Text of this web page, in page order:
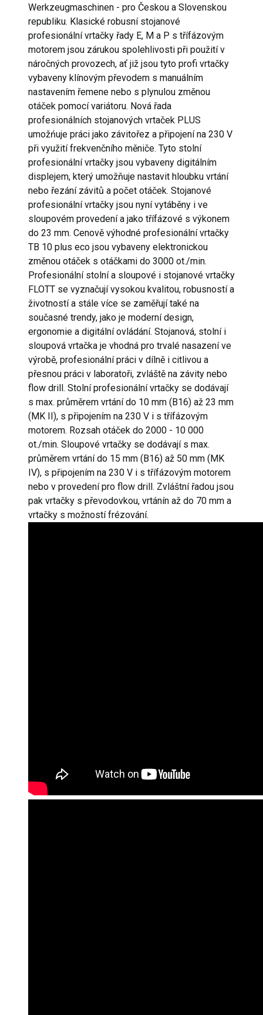
Werkzeugmaschinen - pro Českou a Slovenskou
republiku. Klasické robusní stojanové
profesionální vrtačky řady E, M a P s třífázovým
motorem jsou zárukou spolehlivosti při použití v
náročných provozech, ať již jsou tyto profi vrtačky
vybaveny klínovým převodem s manuálním
nastavením řemene nebo s plynulou změnou
otáček pomocí variátoru. Nová řada
profesionálních stojanových vrtaček PLUS
umožńuje práci jako závitořez a připojení na 230 V
při využití frekvenčního měniče. Tyto stolní
profesionální vrtačky jsou vybaveny digitálním
displejem, který umožňuje nastavit hloubku vrtání
nebo řezání závitů a počet otáček. Stojanové
profesionální vrtačky jsou nyní vytáběny i ve
sloupovém provedení a jako třífázové s výkonem
do 23 mm. Cenově výhodné profesionální vrtačky
TB 10 plus eco jsou vybaveny elektronickou
změnou otáček s otáčkami do 3000 ot./min.
Profesionální stolní a sloupové i stojanové vrtačky
FLOTT se vyznačují vysokou kvalitou, robusností a
životností a stále více se zaměřují také na
současné trendy, jako je moderní design,
ergonomie a digitální ovládání. Stojanová, stolní i
sloupová vrtačka je vhodná pro trvalé nasazení ve
výrobě, profesionální práci v dílně i citlivou a
přesnou práci v laboratoři, zvláště na závity nebo
flow drill. Stolní profesionální vrtačky se dodávají
s max. průměrem vrtání do 10 mm (B16) až 23 mm
(MK II), s připojením na 230 V i s třífázovým
motorem. Rozsah otáček do 2000 - 10 000
ot./min. Sloupové vrtačky se dodávají s max.
průměrem vrtání do 15 mm (B16) až 50 mm (MK
IV), s připojením na 230 V i s třífázovým motorem
nebo v provedení pro flow drill. Zvláštní řadou jsou
pak vrtačky s převodovkou, vrtánín až do 70 mm a
vrtačky s možností frézování.